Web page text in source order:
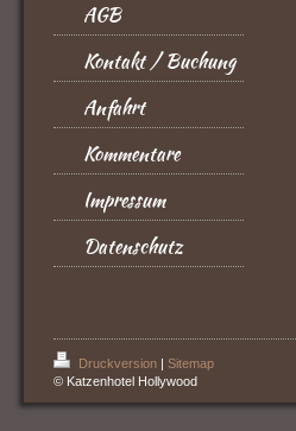
AGB
Kontakt / Buchung
Anfahrt
Kommentare
Impressum
Datenschutz
Druckversion | Sitemap
© Katzenhotel Hollywood